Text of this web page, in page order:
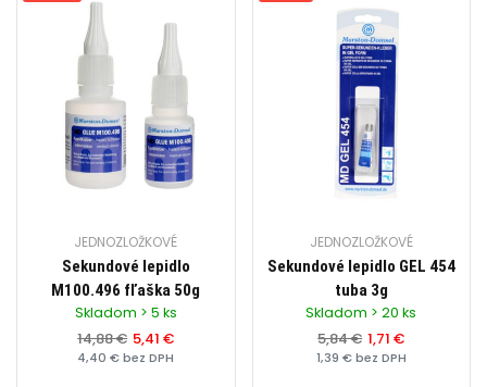
JEDNOZLOŽKOVÉ
Sekundové lepidlo
M100.496 fľaška 50g
Skladom > 5 ks
14,88 € 5,41 €
4,40 € bez DPH
JEDNOZLOŽKOVÉ
Sekundové lepidlo GEL 454
tuba 3g
Skladom > 20 ks
5,84 € 1,71 €
1,39 € bez DPH